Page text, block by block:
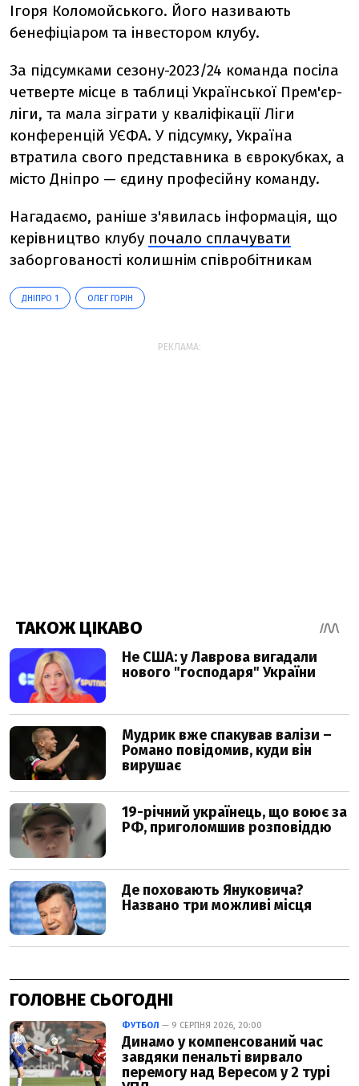
Ігоря Коломойського. Його називають
бенефіціаром та інвестором клубу.
За підсумками сезону-2023/24 команда посіла
четверте місце в таблиці Української Прем'єр-
ліги, та мала зіграти у кваліфікації Ліги
конференцій УЄФА. У підсумку, Україна
втратила свого представника в єврокубках, а
місто Дніпро — єдину професійну команду.
Нагадаємо, раніше з'явилась інформація, що
керівництво клубу почало сплачувати
заборгованості колишнім співробітникам
ДНІПРО 1 ОЛЕГ ГОРІН
РЕКЛАМА:
ГОЛОВНЕ СЬОГОДНІ
ФУТБОЛ — 9 СЕРПНЯ 2026, 20:00
Динамо у компенсований час
завдяки пенальті вирвало
перемогу над Вересом у 2 турі